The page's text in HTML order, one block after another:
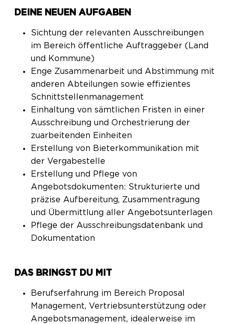
DEINE NEUEN AUFGABEN
Sichtung der relevanten Ausschreibungen
im Bereich öffentliche Auftraggeber (Land
und Kommune)
Enge Zusammenarbeit und Abstimmung mit
anderen Abteilungen sowie effizientes
Schnittstellenmanagement
Einhaltung von sämtlichen Fristen in einer
Ausschreibung und Orchestrierung der
zuarbeitenden Einheiten
Erstellung von Bieterkommunikation mit
der Vergabestelle
Erstellung und Pflege von
Angebotsdokumenten: Strukturierte und
präzise Aufbereitung, Zusammentragung
und Übermittlung aller Angebotsunterlagen
Pflege der Ausschreibungsdatenbank und
Dokumentation
DAS BRINGST DU MIT
Berufserfahrung im Bereich Proposal
Management, Vertriebsunterstützung oder
Angebotsmanagement, idealerweise im